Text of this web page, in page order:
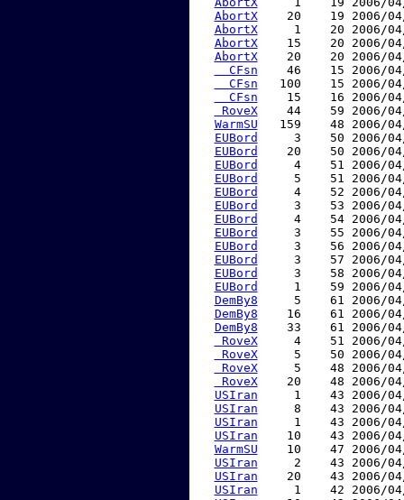
AbortX
20    19 2006/
AbortX
1    20 2006/
AbortX
15    20 2006/
AbortX
20    20 2006/
  CFsn
46    15 2006/
  CFsn
100    15 2006/
  CFsn
15    16 2006/
RoveX
44    59 2006/
WarmSU
159    48 2006/
EUBord
3    50 2006/
EUBord
20    50 2006/
EUBord
4    51 2006/
EUBord
5    51 2006/
EUBord
4    52 2006/
EUBord
3    53 2006/
EUBord
4    54 2006/
EUBord
3    55 2006/
EUBord
3    56 2006/
EUBord
3    57 2006/
EUBord
3    58 2006/
EUBord
1    59 2006/
DemBy8
5    61 2006/
DemBy8
16    61 2006/
DemBy8
33    61 2006/
RoveX
4    51 2006/
RoveX
5    50 2006/
RoveX
5    48 2006/
RoveX
20    48 2006/
USIran
1    43 2006/
USIran
8    43 2006/
USIran
1    43 2006/
USIran
10    43 2006/
WarmSU
10    47 2006/
USIran
2    43 2006/
USIran
20    43 2006/
USIran
1    42 2006/